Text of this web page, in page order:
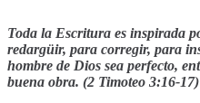
Toda la Escritura es inspirada
redargüir, para corregir, para
hombre de Dios sea perfecto,
buena obra. (2 Timoteo 3:16-17)